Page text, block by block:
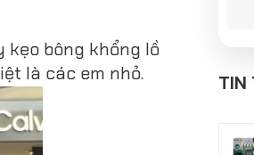
bông khổng lồ
là các em nhỏ.
TIN